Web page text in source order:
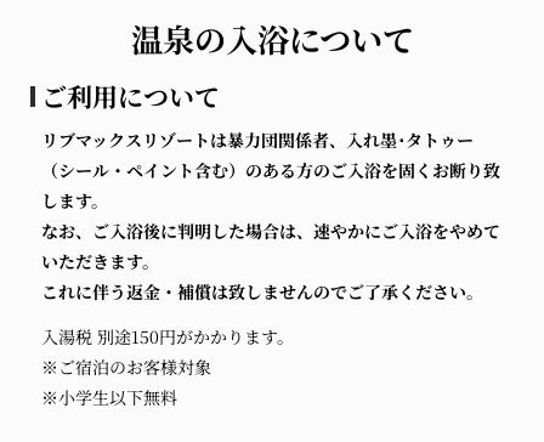
温泉の入浴について
ご利用について
リブマックスリゾートは暴力団関係者、入れ墨･タトゥー
（シール・ペイント含む）のある方のご入浴を固くお断り致
します。
なお、ご入浴後に判明した場合は、速やかにご入浴をやめて
いただきます。
これに伴う返金・補償は致しませんのでご了承ください。
入湯税 別途150円がかかります。
※ご宿泊のお客様対象
※小学生以下無料